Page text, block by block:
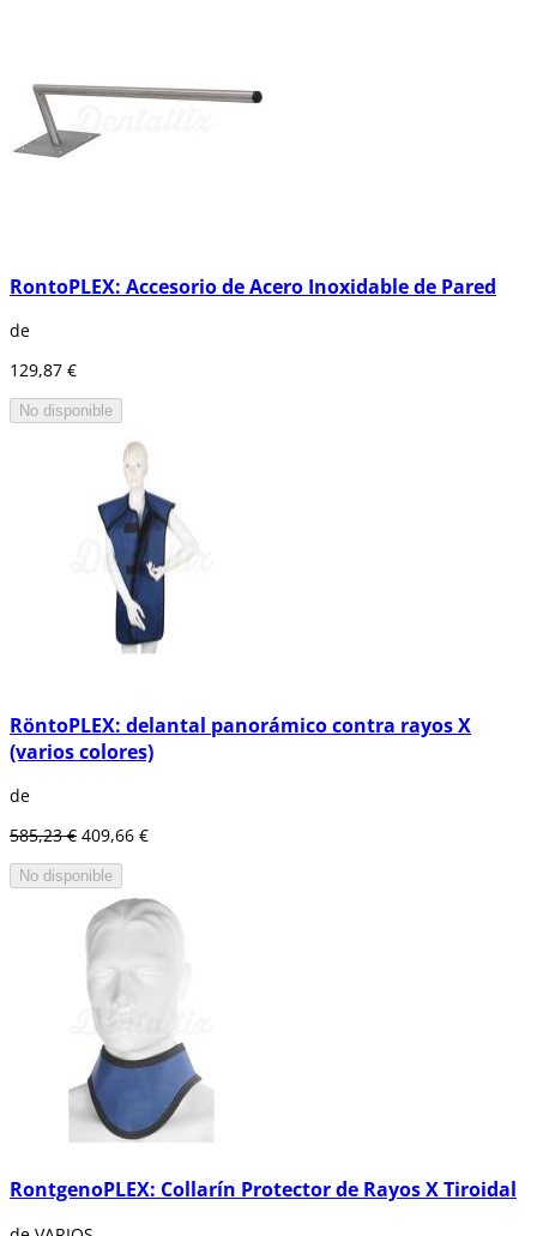
RontoPLEX: Accesorio de Acero Inoxidable de Pared
de
129,87 €
No disponible
RöntoPLEX: delantal panorámico contra rayos X
(varios colores)
de
585,23 € 409,66 €
No disponible
RontgenoPLEX: Collarín Protector de Rayos X Tiroidal